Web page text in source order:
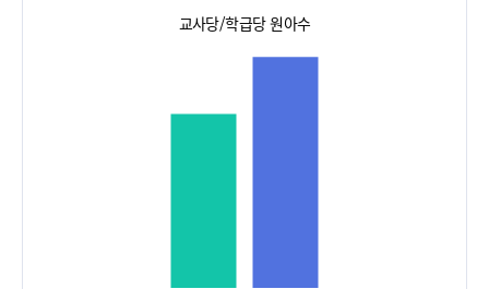
교사당/학급당 원아수